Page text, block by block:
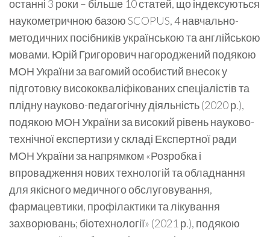
останні 3 роки – більше 10 статей, що індексуються
наукометричною базою SCOPUS, 4 навчально-
методичних посібників українською та англійською
мовами. Юрій Григорович нагороджений подякою
МОН України за вагомий особистий внесок у
підготовку висококваліфікованих спеціалістів та
плідну науково-педагогічну діяльність (2020 р.),
подякою МОН України за високий рівень науково-
технічної експертизи у складі Експертної ради
МОН України за напрямком «Розробка і
впровадження нових технологій та обладнання
для якісного медичного обслуговування,
фармацевтики, профілактики та лікування
захворювань; біотехнології» (2021 р.), подякою